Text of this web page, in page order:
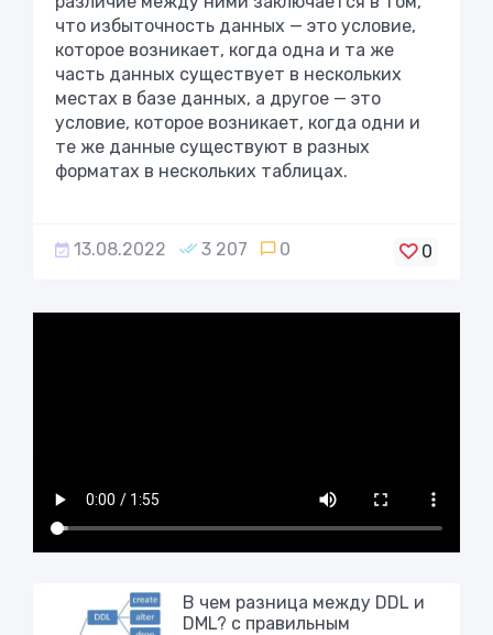
что избыточность данных — это условие,
которое возникает, когда одна и та же
часть данных существует в нескольких
местах в базе данных, а другое — это
условие, которое возникает, когда одни и
те же данные существуют в разных
форматах в нескольких таблицах.
13.08.2022 3 207 0 0
В чем разница между DDL и
DML? с правильным